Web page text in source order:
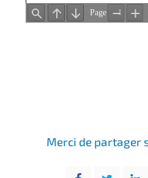
Merci de partager